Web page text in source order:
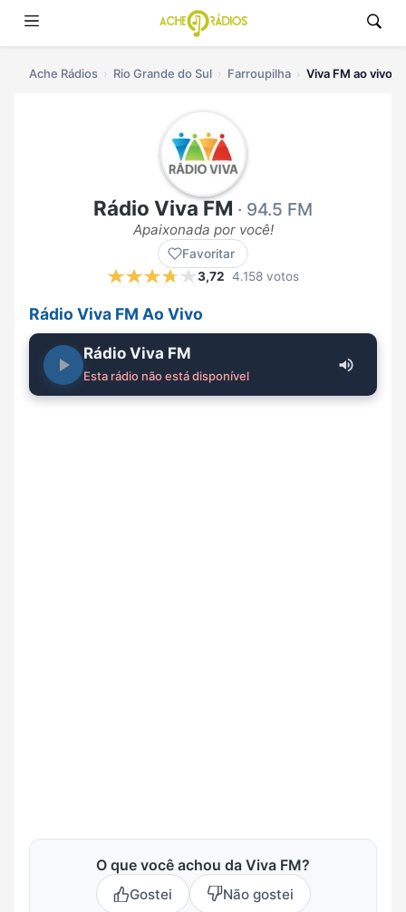
Ache Rádios Rio Grande do Sul Farroupilha Viva FM ao vivo
Rádio Viva FM · 94.5 FM
Apaixonada por você!
Favoritar
3,72 4.158 votos
Rádio Viva FM Ao Vivo
Rádio Viva FM
Esta rádio não está disponível
O que você achou da Viva FM?
Gostei Não gostei